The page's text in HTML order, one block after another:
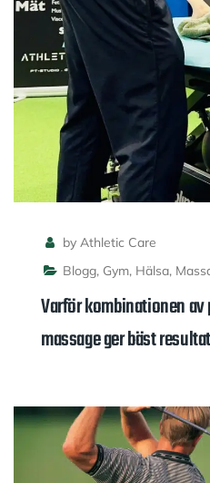
by Athletic Care
Blogg, Gym, Hälsa,
Varför kombinationen
massage ger bäst resultat